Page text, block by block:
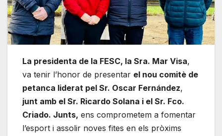
La presidenta de la FESC, la Sra. Mar Visa,
va tenir l’honor de presentar el nou comitè de
petanca liderat pel Sr. Oscar Fernández,
junt amb el Sr. Ricardo Solana i el Sr. Fco.
Criado. Junts, ens comprometem a fomentar
l’esport i assolir noves fites en els pròxims